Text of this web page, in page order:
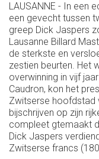
LAUSANNE - In een
een gevecht tussen
greep Dick Jaspers
Lausanne Billard
de sterkste en
zestien beurten. Het
overwinning in vijf
Caudron, kon het
Zwitserse hoofdstad
bijschrijven op zijn
compleet gtemaakt
Dick Jaspers
Zwitserse francs